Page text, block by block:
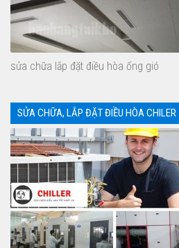
sửa chữa lắp đặt điều hòa ống gió
SỬA CHỮA, LẮP ĐẶT ĐIỀU HÒA CHILER